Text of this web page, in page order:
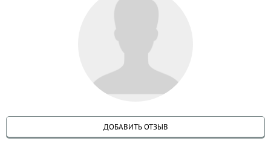
ДОБАВИТЬ ОТЗЫВ